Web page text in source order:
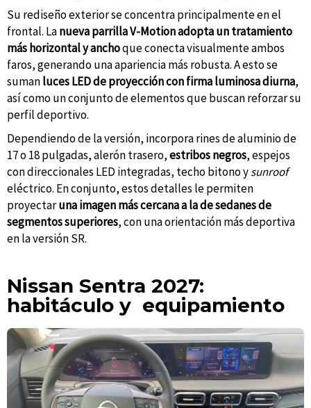
Su rediseño exterior se concentra principalmente en el
frontal. Lanueva parrilla V-Motion adopta un tratamiento
más horizontal y anchoque conecta visualmente ambos
faros, generando una apariencia más robusta. A esto se
sumanluces LED de proyección con firma luminosa diurna,
así como un conjunto de elementos que buscan reforzar su
perfil deportivo.
Dependiendo de la versión, incorpora rines de aluminio de
17 o 18 pulgadas, alerón trasero,estribos negros, espejos
con direccionales LED integradas, techo bitono ysunroof
eléctrico. En conjunto, estos detalles le permiten
proyectaruna imagen más cercana a la de sedanes de
segmentos superiores, con una orientación más deportiva
en la versión SR.
Nissan Sentra 2027:
habitáculo y equipamiento